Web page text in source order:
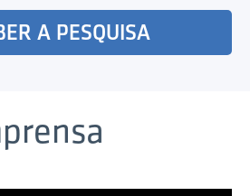
A PESQUISA